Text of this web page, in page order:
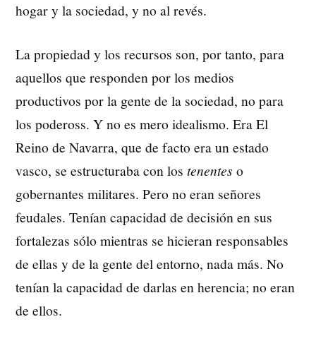
hogar y la sociedad, y no al revés.
La propiedad y los recursos son, por tanto, para
aquellos que responden por los medios
productivos por la gente de la sociedad, no para
los podeross. Y no es mero idealismo. Era El
Reino de Navarra, que de facto era un estado
vasco, se estructuraba con lostenenteso
gobernantes militares. Pero no eran señores
feudales. Tenían capacidad de decisión en sus
fortalezas sólo mientras se hicieran responsables
de ellas y de la gente del entorno, nada más. No
tenían la capacidad de darlas en herencia; no eran
de ellos.